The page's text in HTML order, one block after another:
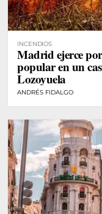
INCENDIOS
Madrid ejerce
popular en un
Lozoyuela
ANDRÉS FIDALGO